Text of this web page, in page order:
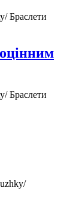
Браслети
Браслети